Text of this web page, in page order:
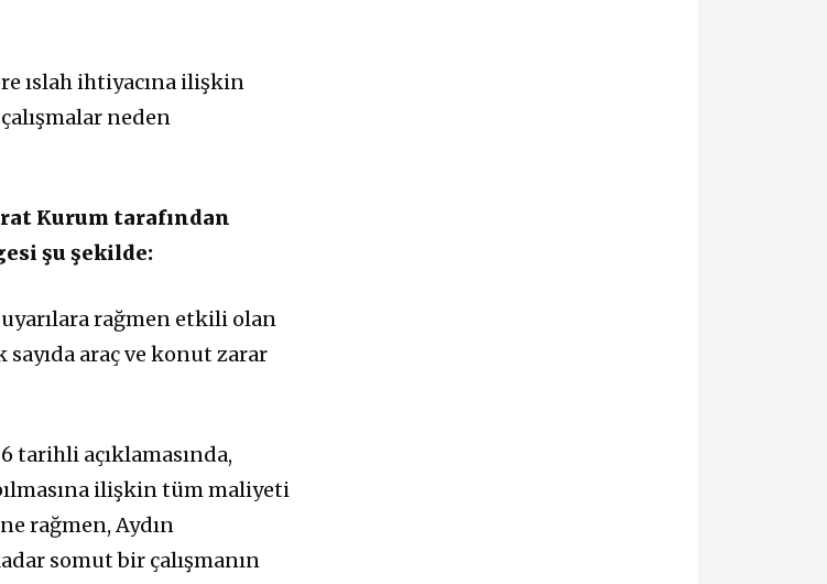
ıslah ihtiyacına ilişkin
neden
Kurum tarafından
şu şekilde:
rağmen etkili olan
sayıda araç ve konut zarar
tarihli açıklamasında,
ilişkin tüm maliyeti
rağmen, Aydın
somut bir çalışmanın